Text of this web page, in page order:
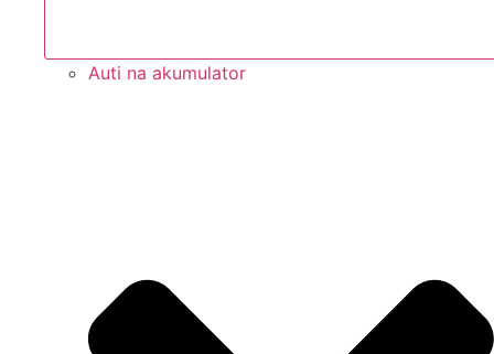
Auti na akumulator